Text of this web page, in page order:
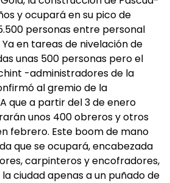
y ocupará en su pico de
personas entre personal
en tareas de nivelación de
unas 500 personas pero el
-administradores de la
al gremio de la
que a partir del 3 de enero
unos 400 obreros y otros
febrero. Este boom de mano
que se ocupará, encabezada
carpinteros y encofradores,
ciudad apenas a un puñado de